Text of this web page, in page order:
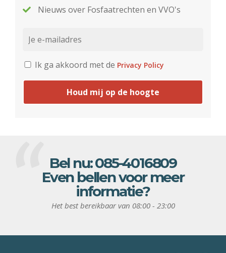
Nieuws over Fosfaatrechten en VVO's
Ik ga akkoord met de Privacy Policy
Houd mij op de hoogte
Bel nu:085-4016809
Even bellen voor meer
informatie?
Het best bereikbaar van 08:00 - 23:00